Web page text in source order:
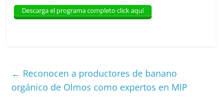
Descarga el programa completo click aquí
← Reconocen a productores de banano
orgánico de Olmos como expertos en MIP